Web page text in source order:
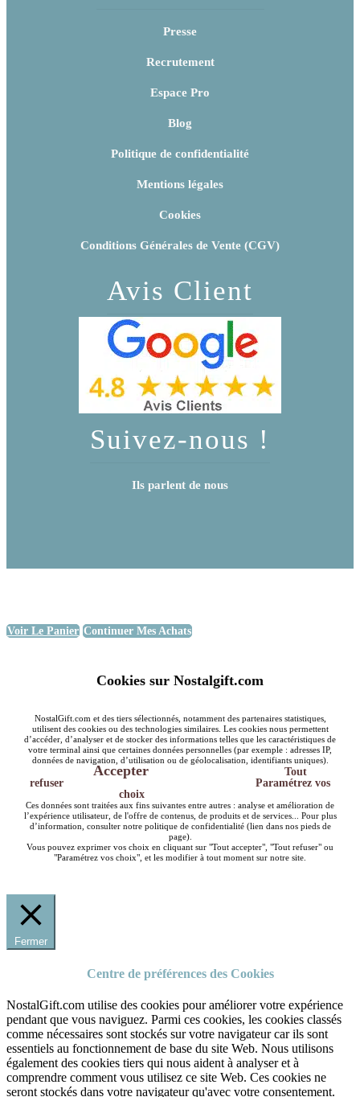
Presse
Recrutement
Espace Pro
Blog
Politique de confidentialité
Mentions légales
Cookies
Conditions Générales de Vente (CGV)
Avis Client
Suivez-nous !
Ils parlent de nous
Voir Le Panier Continuer Mes Achats
Cookies sur Nostalgift.com
NostalGift.com et des tiers sélectionnés, notamment des partenaires statistiques,
utilisent des cookies ou des technologies similaires. Les cookies nous permettent
d’accéder, d’analyser et de stocker des informations telles que les caractéristiques de
votre terminal ainsi que certaines données personnelles (par exemple : adresses IP,
données de navigation, d’utilisation ou de géolocalisation, identifiants uniques).
Accepter
Tout
refuser
Paramétrez vos
choix
Ces données sont traitées aux fins suivantes entre autres : analyse et amélioration de
l’expérience utilisateur, de l'offre de contenus, de produits et de services... Pour plus
d’information, consulter notre politique de confidentialité (lien dans nos pieds de
page).
Vous pouvez exprimer vos choix en cliquant sur "Tout accepter", "Tout refuser" ou
"Paramétrez vos choix", et les modifier à tout moment sur notre site.
Fermer
Centre de préférences des Cookies
NostalGift.com utilise des cookies pour améliorer votre expérience
pendant que vous naviguez. Parmi ces cookies, les cookies classés
comme nécessaires sont stockés sur votre navigateur car ils sont
essentiels au fonctionnement de base du site Web. Nous utilisons
également des cookies tiers qui nous aident à analyser et à
comprendre comment vous utilisez ce site Web. Ces cookies ne
seront stockés dans votre navigateur qu'avec votre consentement.